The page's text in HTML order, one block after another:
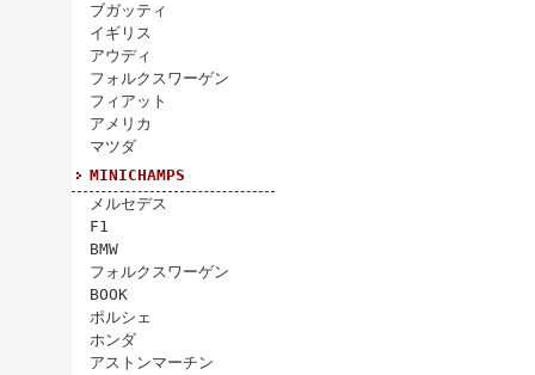
ブガッティ
イギリス
アウディ
フォルクスワーゲン
フィアット
アメリカ
マツダ
MINICHAMPS
メルセデス
F1
BMW
フォルクスワーゲン
BOOK
ポルシェ
ホンダ
アストンマーチン